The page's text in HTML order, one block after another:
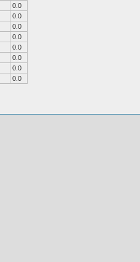
0.0
0.0
0.0
0.0
0.0
0.0
0.0
0.0